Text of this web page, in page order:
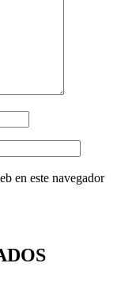
en este navegador